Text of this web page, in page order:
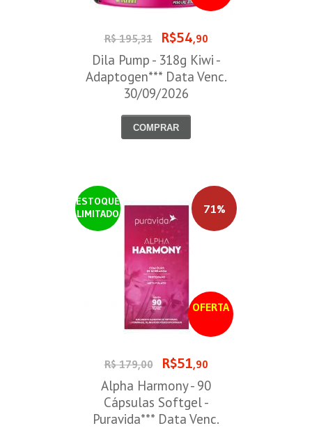
R$ 195,31 R$54,90
Dila Pump - 318g Kiwi -
Adaptogen*** Data Venc.
30/09/2026
COMPRAR
ESTOQUE
LIMITADO
OFERTA
71%
R$ 179,00 R$51,90
Alpha Harmony - 90
Cápsulas Softgel -
Puravida*** Data Venc.